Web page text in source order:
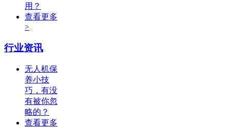
用？
查看更多
>
行业资讯
无人机保
养小技
巧，有没
有被你忽
略的？
查看更多